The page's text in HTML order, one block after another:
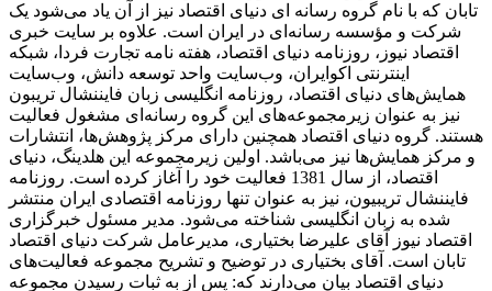
تابان که با نام گروه رسانه ای دنیای اقتصاد نیز از آن یاد می‌شود یک
شرکت و مؤسسه رسانه‌ای در ایران است. علاوه بر سایت خبری
اقتصاد نیوز، روزنامه دنیای اقتصاد، هفته ‌نامه تجارت فردا، شبکه
اینترنتی اکوایران، وب‌سایت واحد توسعه دانش، وب‌سایت
همایش‌های دنیای اقتصاد، روزنامه انگلیسی ‌زبان فایننشال تریبون
نیز به عنوان زیرمجموعه‌های این گروه رسانه‌ای مشغول فعالیت
هستند. گروه دنیای اقتصاد همچنین دارای مرکز پژوهش‌ها، انتشارات
و مرکز همایش‌ها نیز می‌باشد. اولین زیرمجموعه این هلدینگ، دنیای
اقتصاد، از سال 1381 فعالیت خود را آغاز کرده است. روزنامه
فایننشال تریبیون، نیز به عنوان تنها روزنامه اقتصادی ایران منتشر
شده به زبان انگلیسی شناخته می‌شود. مدیر مسئول خبرگزاری
اقتصاد نیوز آقای علیرضا بختیاری، مدیرعامل شرکت دنیای اقتصاد
تابان است. آقای بختیاری در توضیح و تشریح مجموعه فعالیت‌های
دنیای اقتصاد بیان می‌دارند که: پس از به ثبات رسیدن مجموعه